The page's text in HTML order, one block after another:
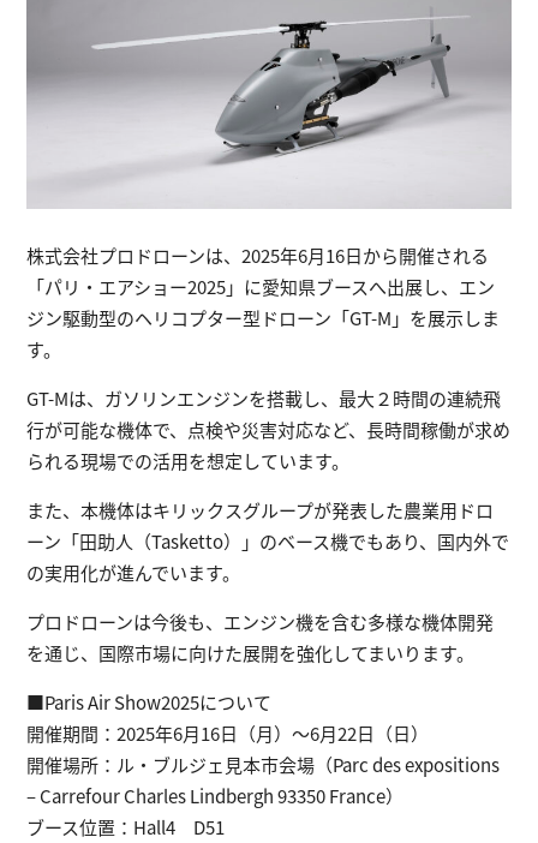
株式会社プロドローンは、2025年6月16日から開催される
「パリ・エアショー2025」に愛知県ブースへ出展し、エン
ジン駆動型のヘリコプター型ドローン「GT‑M」を展示しま
す。
GT‑Mは、ガソリンエンジンを搭載し、最大２時間の連続飛
行が可能な機体で、点検や災害対応など、長時間稼働が求め
られる現場での活用を想定しています。
また、本機体はキリックスグループが発表した農業用ドロ
ーン「田助人（Tasketto）」のベース機でもあり、国内外で
の実用化が進んでいます。
プロドローンは今後も、エンジン機を含む多様な機体開発
を通じ、国際市場に向けた展開を強化してまいります。
■Paris Air Show2025について
開催期間：2025年6月16日（月）～6月22日（日）
開催場所：ル・ブルジェ見本市会場（Parc des expositions
– Carrefour Charles Lindbergh 93350 France）
ブース位置：Hall4 D51